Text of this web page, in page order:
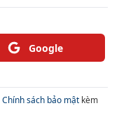
Google
Chính sách bảo mật kèm